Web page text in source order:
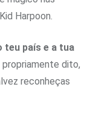
Harpoon.
teu país e a tua
dito,
reconheças